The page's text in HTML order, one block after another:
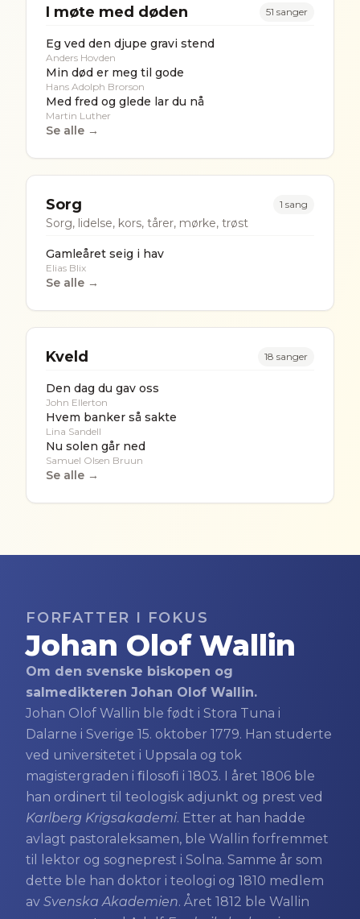
I møte med døden 51 sanger
Eg ved den djupe gravi stend
Anders Hovden
Min død er meg til gode
Hans Adolph Brorson
Med fred og glede lar du nå
Martin Luther
Se alle →
Sorg 1 sang
Sorg, lidelse, kors, tårer, mørke, trøst
Gamleåret seig i hav
Elias Blix
Se alle →
Kveld 18 sanger
Den dag du gav oss
John Ellerton
Hvem banker så sakte
Lina Sandell
Nu solen går ned
Samuel Olsen Bruun
Se alle →
FORFATTER I FOKUS
Johan Olof Wallin
Om den svenske biskopen og
salmedikteren Johan Olof Wallin.
Johan Olof Wallin ble født i Stora Tuna i
Dalarne i Sverige 15. oktober 1779. Han studerte
ved universitetet i Uppsala og tok
magistergraden i ﬁlosoﬁ i 1803. I året 1806 ble
han ordinert til teologisk adjunkt og prest ved
Karlberg Krigsakademi. Etter at han hadde
avlagt pastoraleksamen, ble Wallin forfremmet
til lektor og sogneprest i Solna. Samme år som
dette ble han doktor i teologi og 1810 medlem
av Svenska Akademien. Året 1812 ble Wallin